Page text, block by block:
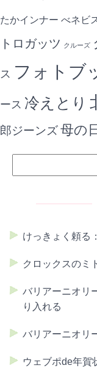
たかインナー べネビ
トロガッツ クルーズ
ス フォトブ
ース 冷えとり
郎ジーンズ母の
けっきょく頼る
クロックスのミ
バリアーニオリ
り入れる
バリアーニオリ
ウェブポde年賀